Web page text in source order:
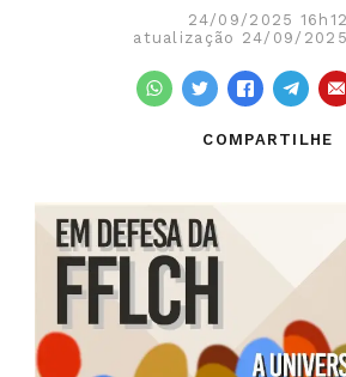
24/09/2025 16h12
atualização 24/09/2025
COMPARTILHE